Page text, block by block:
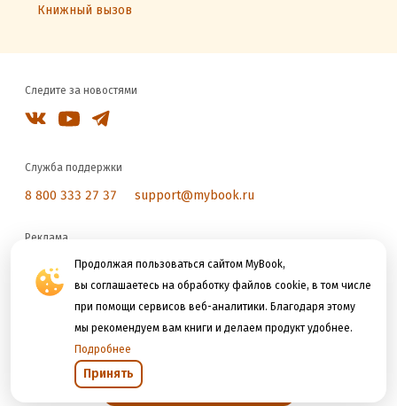
Продолжая пользоваться сайтом MyBook,
вы соглашаетесь на обработку файлов cookie, в том числе
при помощи сервисов веб-аналитики. Благодаря этому
мы рекомендуем вам книги и делаем продукт удобнее.
Подробнее
Принять
Книжный вызов
Следите за новостями
Служба поддержки
8 800 333 27 37 support@mybook.ru
Реклама
reklama@litres.ru
Мы принимаем к оплате
Открыть в приложении